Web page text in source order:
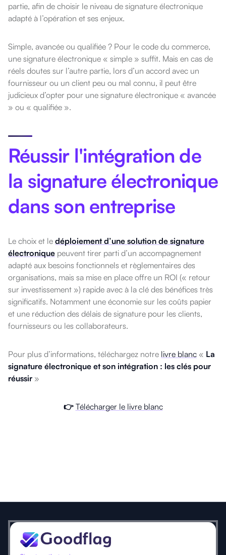
partie, afin de choisir le niveau de signature électronique
adapté à l’opération et ses enjeux.
Simple, avancée ou qualifiée ? Pour le code du commerce,
une signature électronique « simple » suffit. Mais en cas de
réels doutes sur l’autre partie, lors d’un accord avec un
fournisseur ou un client peu ou mal connu, il peut être
judicieux d’opter pour une signature électronique « avancée
» ou « qualifiée ».
Réussir l'intégration de
la signature électronique
dans son entreprise
Le choix et le déploiement d’une solution de signature
électronique peuvent tirer parti d’un accompagnement
adapté aux besoins fonctionnels et règlementaires des
organisations, mais sa mise en place offre un ROI (« retour
sur investissement ») rapide avec à la clé des bénéfices très
significatifs. Notamment une économie sur les coûts papier
et une réduction des délais de signature pour les clients,
fournisseurs ou les collaborateurs.
Pour plus d’informations, téléchargez notre livre blanc « La
signature électronique et son intégration : les clés pour
réussir »
👉 Télécharger le livre blanc